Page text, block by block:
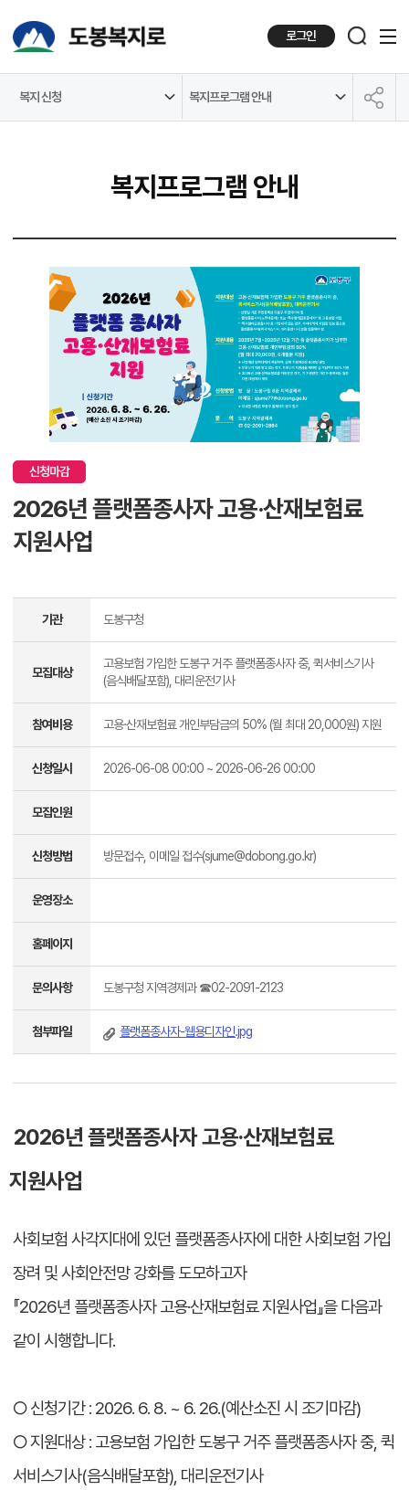
로그인
복지 신청 복지프로그램 안내
복지프로그램 안내
신청마감
2026년 플랫폼종사자 고용·산재보험료
지원사업
기관 도봉구청
모집대상
고용보험 가입한 도봉구 거주 플랫폼종사자 중, 퀵서비스기사
(음식배달포함), 대리운전기사
참여비용 고용·산재보험료 개인부담금의 50% (월 최대 20,000원) 지원
신청일시 2026-06-08 00:00 ~ 2026-06-26 00:00
모집인원
신청방법 방문접수, 이메일 접수(sjume@dobong.go.kr)
운영장소
홈페이지
문의사항 도봉구청 지역경제과 ☎02-2091-2123
첨부파일 플랫폼종사자-웹용디자인.jpg
2026년 플랫폼종사자 고용·산재보험료
지원사업
사회보험 사각지대에 있던 플랫폼종사자에 대한 사회보험 가입
장려 및 사회안전망 강화를 도모하고자
『2026년 플랫폼종사자 고용·산재보험료 지원사업』을 다음과
같이 시행합니다.
○ 신청기간 : 2026. 6. 8. ~ 6. 26.(예산소진 시 조기마감)
○ 지원대상 : 고용보험 가입한 도봉구 거주 플랫폼종사자 중, 퀵
서비스기사(음식배달포함), 대리운전기사